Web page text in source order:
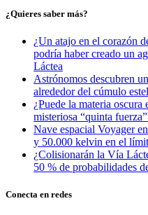
¿Quieres saber más?
¿Un atajo en el corazón
podría haber creado un
Láctea
Astrónomos descubren
alrededor del cúmulo
¿Puede la materia
misteriosa “quinta
Nave espacial Voyager
y 50.000 kelvin en el
¿Colisionarán la Vía
50 % de probabilidades
Conecta en redes